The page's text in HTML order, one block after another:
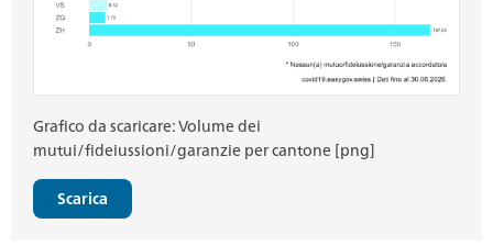
Grafico da scaricare: Volume dei
mutui/fideiussioni/garanzie per cantone [png]
Scarica